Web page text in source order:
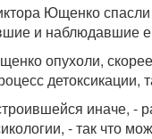
Ющенко
и наблюдавшие
опухоли,
иначе,
- так что